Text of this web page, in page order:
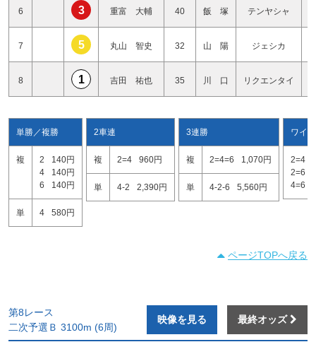
6 3 重富 大輔 40 飯 塚 テンヤシャ
7 5 丸山 智史 32 山 陽 ジェシカ
8 1 吉田 祐也 35 川 口 リクエンタイ
単勝／複勝
複 2
140円
4
140円
6
140円
単 4 580円
2車連
複 2=4 960円
単 4-2 2,390円
3連勝
複 2=4=6 1,070円
単 4-2-6 5,560円
ワイド
2=4
2=6
4=6
ページTOPへ戻る
第8レース
二次予選Ｂ 3100m (6周)
映像を見る 最終オッズ